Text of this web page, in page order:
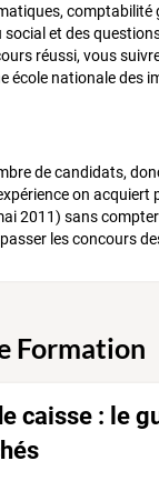
et des
réussi, vous
école nationale des
de candidats,
on
2011) sans
les concours
Formation
caisse : le